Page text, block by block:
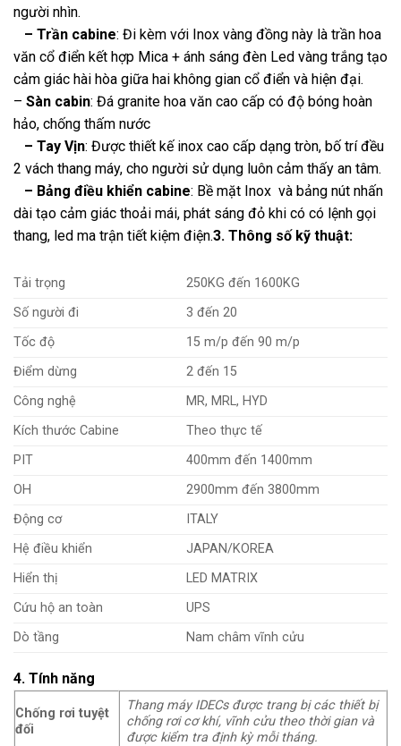
người nhìn.
– Trần cabine: Đi kèm với Inox vàng đồng này là trần hoa
văn cổ điển kết hợp Mica + ánh sáng đèn Led vàng trắng tạo
cảm giác hài hòa giữa hai không gian cổ điển và hiện đại.
– Sàn cabin: Đá granite hoa văn cao cấp có độ bóng hoàn
hảo, chống thấm nước
– Tay Vịn: Được thiết kế inox cao cấp dạng tròn, bố trí đều
2 vách thang máy, cho người sử dụng luôn cảm thấy an tâm.
– Bảng điều khiển cabine: Bề mặt Inox và bảng nút nhấn
dài tạo cảm giác thoải mái, phát sáng đỏ khi có có lệnh gọi
thang, led ma trận tiết kiệm điện.3. Thông số kỹ thuật:
Tải trọng
250KG đến 1600KG
Số người đi
3 đến 20
Tốc độ
15 m/p đến 90 m/p
Điểm dừng
2 đến 15
Công nghệ
MR, MRL, HYD
Kích thước Cabine
Theo thực tế
PIT
400mm đến 1400mm
OH
2900mm đến 3800mm
Động cơ
ITALY
Hệ điều khiển
JAPAN/KOREA
Hiển thị
LED MATRIX
Cứu hộ an toàn
UPS
Dò tầng
Nam châm vĩnh cửu
4. Tính năng
Chống rơi tuyệt
đối
Thang máy IDECs được trang bị các thiết bị
chống rơi cơ khí, vĩnh cửu theo thời gian và
được kiểm tra định kỳ mỗi tháng.